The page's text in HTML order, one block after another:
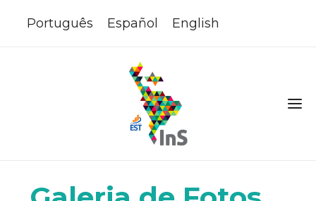
Português Español English